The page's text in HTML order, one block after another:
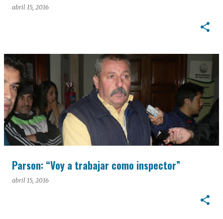
abril 15, 2016
Parson: “Voy a trabajar como inspector”
abril 15, 2016